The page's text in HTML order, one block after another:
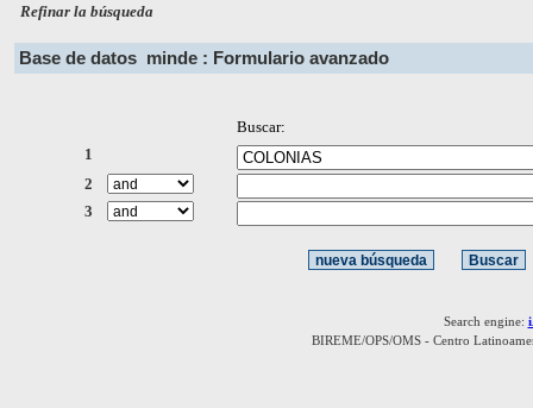
Refinar la búsqueda
Base de datos minde : Formulario avanzado
Buscar:
1
2
3
Search engine:
BIREME/OPS/OMS - Centro